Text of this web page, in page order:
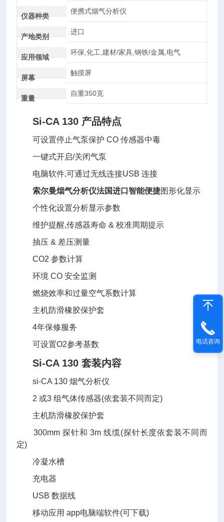
仪器种类
便携式烟气分析仪
产地类别
进口
应用领域
环保,化工,建材/家具,钢铁/金属,电气
屏幕
触摸屏
重量
自重350克
Si-CA 130 产品特点
可设置停止气泵保护 CO 传感器中毒
一键式开启/关闭气泵
电脑软件,可通过无线连接USB 连接
索尔曼烟气分析仪法国进口智能便捷图形化显示
个性化设置分析显示参数
维护提醒,传感器寿命 & 校准周期提示
抽压 & 差压测量
CO2 参数计算
环境 CO 安全监测
燃烧效率和过量空气系数计算
主机防滑橡胶保护套
4年保修服务
可设置O2参考基数
Si-CA 130 套装内容
si-CA 130 烟气分析仪
2 或3 组气体传感器(依套装不同而定)
主机防滑橡胶保护套
300mm 探针和 3m 线缆(探针长度依套装不同而
定)
冷凝水槽
充电器
USB 数据线
移动应用 app电脑端软件(可下载)
电话咨询